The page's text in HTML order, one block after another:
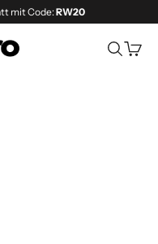
mit Code:RW20
Suche